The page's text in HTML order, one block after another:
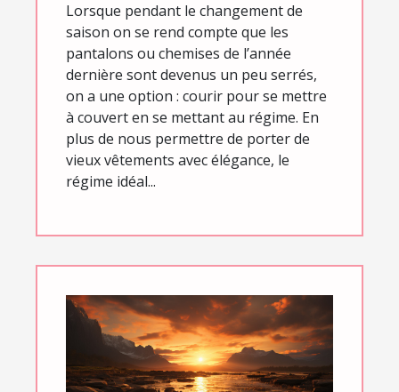
Lorsque pendant le changement de
saison on se rend compte que les
pantalons ou chemises de l’année
dernière sont devenus un peu serrés,
on a une option : courir pour se mettre
à couvert en se mettant au régime. En
plus de nous permettre de porter de
vieux vêtements avec élégance, le
régime idéal...